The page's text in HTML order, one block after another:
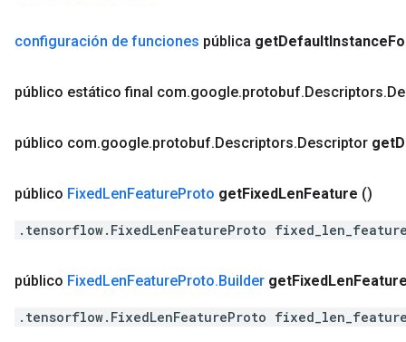
configuración de funciones pública getDefaultInstance
público estático final com.google.protobuf.Descriptors.
público com.google.protobuf.Descriptors.Descriptor get
público FixedLenFeatureProto getFixedLenFeature ()
.tensorflow.FixedLenFeatureProto
público FixedLenFeatureProto.Builder getFixedLen
.tensorflow.FixedLenFeatureProto